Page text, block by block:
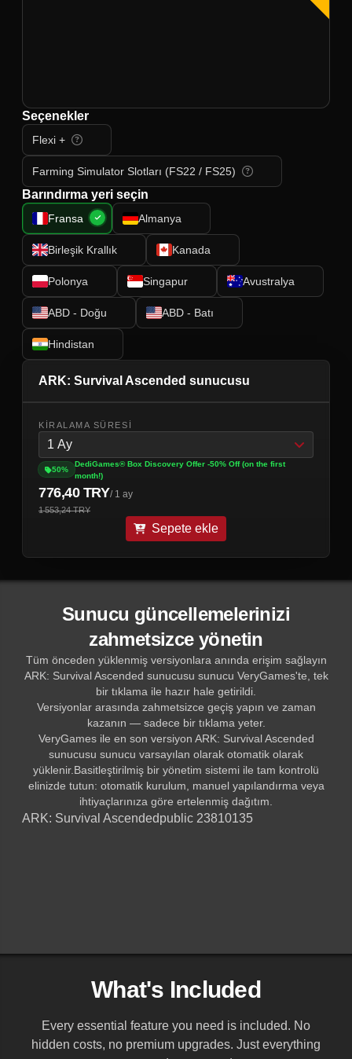
Seçenekler
Flexi +
Farming Simulator Slotları (FS22 / FS25)
Barındırma yeri seçin
Fransa Almanya
Birleşik Krallık Kanada
Polonya Singapur Avustralya
ABD - Doğu ABD - Batı
Hindistan
ARK: Survival Ascended sunucusu
KIRALAMA SÜRESI
1 Ay
50%
DediGames® Box Discovery Offer -50% Off (on the first
month!)
776,40 TRY/ 1 ay
1 553,24 TRY
Sepete ekle
Sunucu güncellemelerinizi
zahmetsizce yönetin
Tüm önceden yüklenmiş versiyonlara anında erişim sağlayın
ARK: Survival Ascended sunucusu sunucu VeryGames'te, tek
bir tıklama ile hazır hale getirildi.
Versiyonlar arasında zahmetsizce geçiş yapın ve zaman
kazanın — sadece bir tıklama yeter.
VeryGames ile en son versiyon ARK: Survival Ascended
sunucusu sunucu varsayılan olarak otomatik olarak
yüklenir.Basitleştirilmiş bir yönetim sistemi ile tam kontrolü
elinizde tutun: otomatik kurulum, manuel yapılandırma veya
ihtiyaçlarınıza göre ertelenmiş dağıtım.
ARK: Survival Ascendedpublic 23810135
What's Included
Every essential feature you need is included. No
hidden costs, no premium upgrades. Just everything